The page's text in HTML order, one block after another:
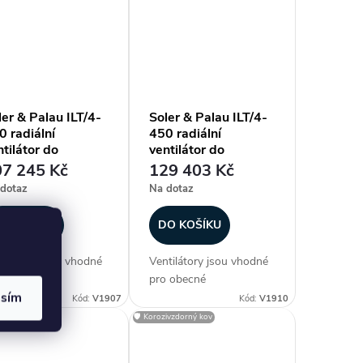
& Palau ILT/4-
radiální
do
potrubí
245 Kč
jsou vhodné
kde se s
uplatní nízká
Kód:V1907
Soler & Palau ILT/4-
450 radiální
ventilátor do
čtyřhranného potrubí
129 403 Kč
Na dotaz
DO KOŠÍKU
Ventilátory jsou vhodné
pro obecné
vzduchotechnické
aplikace, kde se s
Kód: V1910
kov 🛡️ Korozivzdorný kov